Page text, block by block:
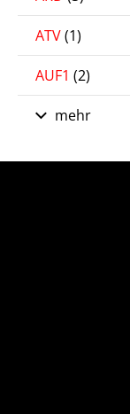
ATV(1)
AUF1 (2)
mehr